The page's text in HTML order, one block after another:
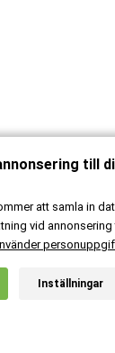
till
att samla in
vid annonsering
Inställningar